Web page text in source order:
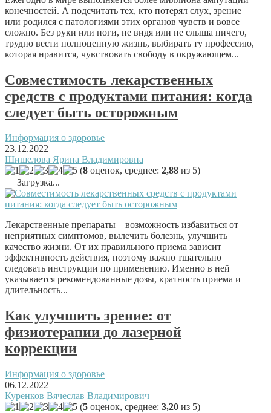
конечностей. А подсчитать тех, кто потерял слух, зрение
или родился с патологиями этих органов чувств и вовсе
сложно. Без руки или ноги, не видя или не слыша ничего,
трудно вести полноценную жизнь, выбирать ту профессию,
которая нравится, чувствовать свободу в окружающем...
Совместимость лекарственных
средств с продуктами питания: когда
следует быть осторожным
Информация о здоровье
23.12.2022
Шишелова Ярина Владимировна
(8 оценок, среднее: 2,88 из 5)
Загрузка...
Лекарственные препараты – возможность избавиться от
неприятных симптомов, вылечить болезнь, улучшить
качество жизни. От их правильного приема зависит
эффективность действия, поэтому важно тщательно
следовать инструкции по применению. Именно в ней
указывается рекомендованные дозы, кратность приема и
длительность...
Как улучшить зрение: от
физиотерапии до лазерной
коррекции
Информация о здоровье
06.12.2022
Куренков Вячеслав Владимирович
(5 оценок, среднее: 3,20 из 5)